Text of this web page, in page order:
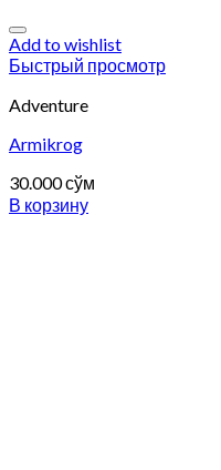
Add to wishlist
Быстрый просмотр
Adventure
Armikrog
30.000сўм
В корзину